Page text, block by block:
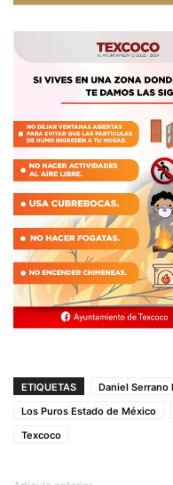
ETIQUETAS Daniel Serrano
Los Puros Estado de México
Texcoco